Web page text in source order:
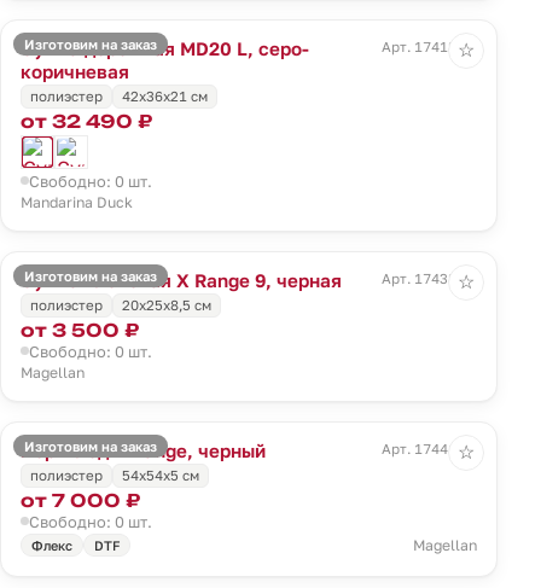
Изготовим на заказ
Сумка дорожная MD20 L, серо-
коричневая
Арт. 17418.10
полиэстер 42x36x21 см
от 32 490 ₽
Свободно: 0 шт.
Mandarina Duck
☆
Изготовим на заказ
Сумка плечевая X Range 9, черная
Арт. 17438.30
полиэстер
20x25x8,5 см
от 3 500 ₽
Свободно: 0 шт.
Magellan
☆
Изготовим на заказ
Портплед X Range, черный
Арт. 17441.30
полиэстер
54х54х5 см
от 7 000 ₽
Свободно: 0 шт.
Флекс DTF Magellan
☆